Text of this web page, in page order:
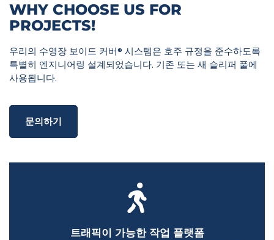
WHY CHOOSE US FOR
PROJECTS!
우리의 수영장 보이드 커버® 시스템은 호주 규정을 준수하도록
특별히 엔지니어링 설계되었습니다. 기존 또는 새 슬리퍼 풀에
사용됩니다.
문의하기
트래픽이 가능한 작업 플랫폼